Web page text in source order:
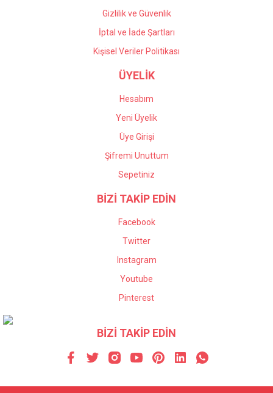
Gizlilik ve Güvenlik
İptal ve İade Şartları
Kişisel Veriler Politikası
ÜYELİK
Hesabım
Yeni Üyelik
Üye Girişi
Şifremi Unuttum
Sepetiniz
BİZİ TAKİP EDİN
Facebook
Twitter
Instagram
Youtube
Pinterest
BİZİ TAKİP EDİN